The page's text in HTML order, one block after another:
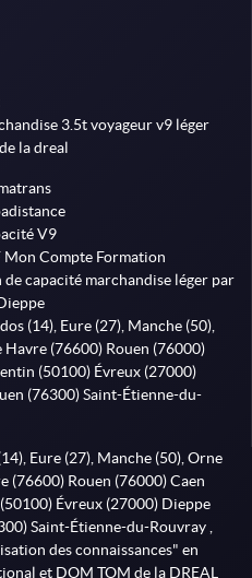
3.5t voyageur v9 léger
la dreal
V9
Compte Formation
capacité marchandise léger par
(14), Eure (27), Manche (50),
(76600) Rouen (76000)
(50100) Évreux (27000)
(76300) Saint-Étienne-du-
Eure (27), Manche (50), Orne
(76600) Rouen (76000) Caen
Évreux (27000) Dieppe
Saint-Étienne-du-Rouvray ,
des connaissances" en
et DOM TOM de la DREAL